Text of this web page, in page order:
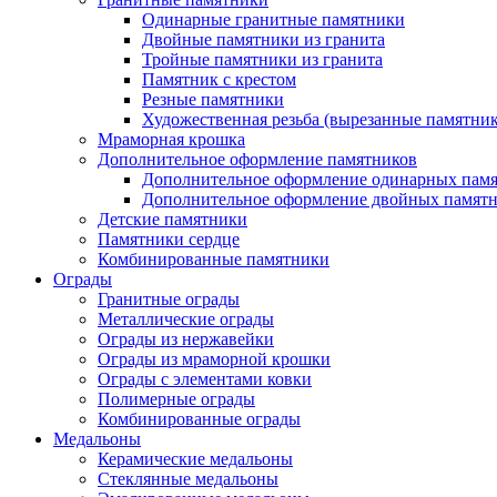
Одинарные гранитные памятники
Двойные памятники из гранита
Тройные памятники из гранита
Памятник с крестом
Резные памятники
Художественная резьба (вырезанные
Мраморная крошка
Дополнительное оформление памятников
Дополнительное оформление одинарных
Дополнительное оформление двойных
Детские памятники
Памятники сердце
Комбинированные памятники
Ограды
Гранитные ограды
Металлические ограды
Ограды из нержавейки
Ограды из мраморной крошки
Ограды с элементами ковки
Полимерные ограды
Комбинированные ограды
Медальоны
Керамические медальоны
Стеклянные медальоны